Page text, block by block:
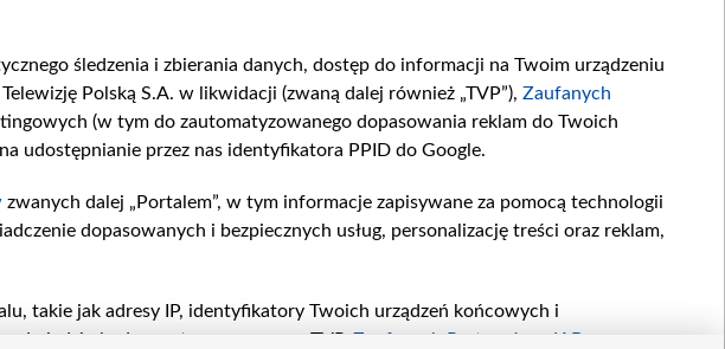
śledzenia i zbierania danych, dostęp do informacji na Twoim urządzeniu
Polską S.A. w likwidacji (zwaną dalej również „TVP”), Zaufanych
(w tym do zautomatyzowanego dopasowania reklam do Twoich
udostępnianie przez nas identyfikatora PPID do Google.
zwanych dalej „Portalem”, w tym informacje zapisywane za pomocą technologii
dopasowanych i bezpiecznych usług, personalizację treści oraz reklam,
takie jak adresy IP, identyfikatory Twoich urządzeń końcowych i
będą przetwarzane przez TVP, Zaufanych Partnerów z IAB